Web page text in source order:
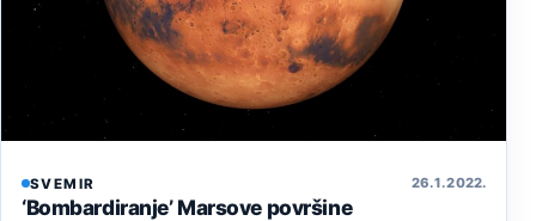
SVEMIR 26. 1. 2022.
‘Bombardiranje’ Marsove površine